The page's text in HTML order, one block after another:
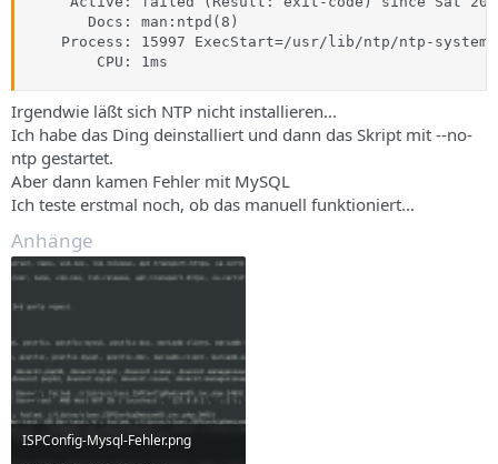
       Docs: man:ntpd(8)
Process: 15997 ExecStart=/usr/lib/ntp/ntp-
        CPU: 1ms
Irgendwie läßt sich NTP nicht installieren...
Ich habe das Ding deinstalliert und dann das Skript mit --no-
ntp gestartet.
Aber dann kamen Fehler mit MySQL
Ich teste erstmal noch, ob das manuell funktioniert...
Anhänge
ISPConfig-Mysql-Fehler.png